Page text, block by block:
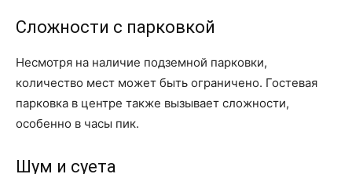
Сложности с парковкой
Несмотря на наличие подземной парковки,
количество мест может быть ограничено. Гостевая
парковка в центре также вызывает сложности,
особенно в часы пик.
Шум и суета